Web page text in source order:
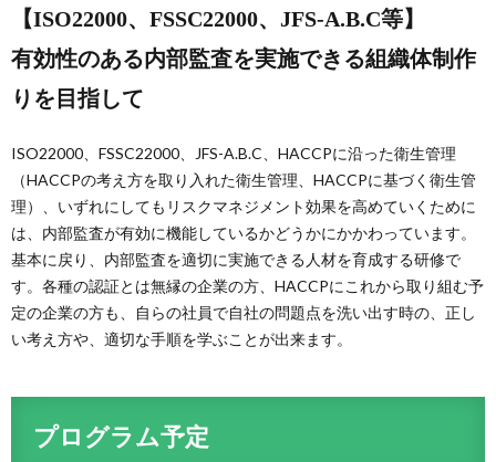
【ISO22000、FSSC22000、JFS-A.B.C等】
有効性のある内部監査を実施できる組織体制作
りを目指して
ISO22000、FSSC22000、JFS-A.B.C、HACCPに沿った衛生管理
（HACCPの考え方を取り入れた衛生管理、HACCPに基づく衛生管
理）、いずれにしてもリスクマネジメント効果を高めていくために
は、内部監査が有効に機能しているかどうかにかかわっています。
基本に戻り、内部監査を適切に実施できる人材を育成する研修で
す。各種の認証とは無縁の企業の方、HACCPにこれから取り組む予
定の企業の方も、自らの社員で自社の問題点を洗い出す時の、正し
い考え方や、適切な手順を学ぶことが出来ます。
プログラム予定